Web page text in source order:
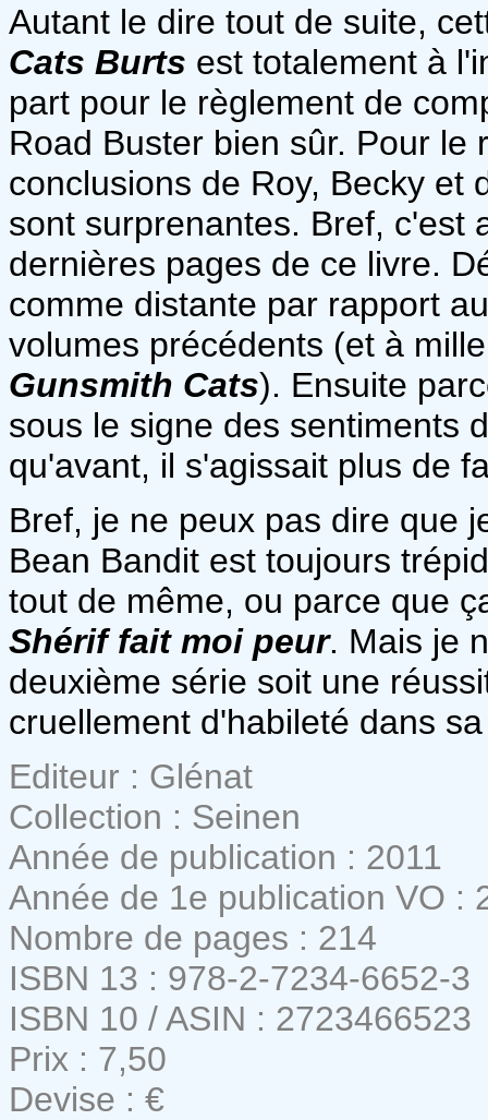
Autant le dire tout de suite,
Cats Burts est totalement à
part pour le règlement de
Road Buster bien sûr. Pour
conclusions de Roy, Becky et
sont surprenantes. Bref, c'est
dernières pages de ce livre.
comme distante par rapport
volumes précédents (et à
Gunsmith Cats). Ensuite
sous le signe des sentiments
qu'avant, il s'agissait plus de
Bref, je ne peux pas dire que
Bean Bandit est toujours
tout de même, ou parce que
Shérif fait moi peur. Mais je
deuxième série soit une
cruellement d'habileté dans
Editeur : Glénat
Collection : Seinen
Année de publication : 2011
Année de 1e publication VO :
Nombre de pages : 214
ISBN 13 : 978-2-7234-6652-3
ISBN 10 / ASIN : 2723466523
Prix : 7,50
Devise : €